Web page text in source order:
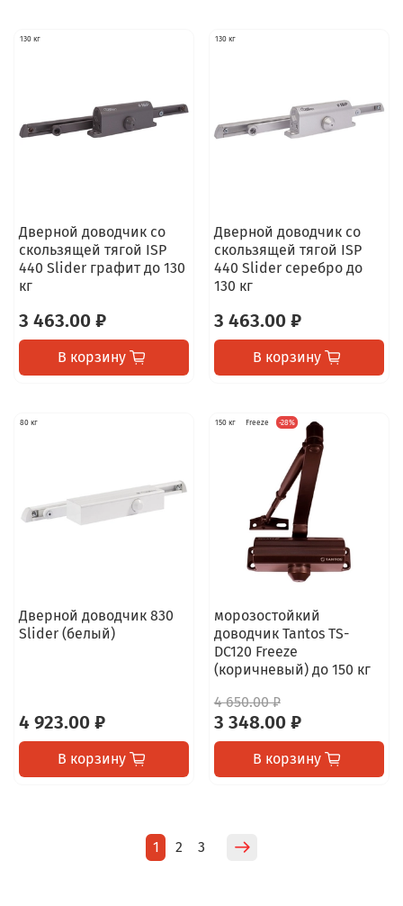
130 кг
Дверной доводчик со
скользящей тягой ISP
440 Slider графит до 130
кг
3 463.00 ₽
В корзину
130 кг
Дверной доводчик со
скользящей тягой ISP
440 Slider серебро до
130 кг
3 463.00 ₽
В корзину
80 кг
Дверной доводчик 830
Slider (белый)
4 923.00 ₽
В корзину
150 кг Freeze -28%
морозостойкий
доводчик Tantos TS-
DC120 Freeze
(коричневый) до 150 кг
4 650.00 ₽
3 348.00 ₽
В корзину
1 2 3